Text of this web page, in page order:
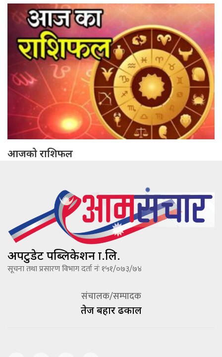
आजको राशिफल
अपटुडेट पब्लिकेशन प्रा.लि.
सूचना तथा प्रसारण विभाग दर्ता नंः १५१/०७३/७४
संचालक/सम्पादक
तेज बहादूर ढकाल